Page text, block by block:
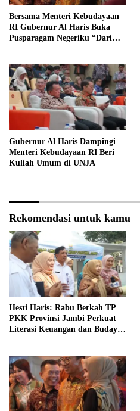
Bersama Menteri Kebudayaan
RI Gubernur Al Haris Buka
Pusparagam Negeriku “Dari
Gubernur Al Haris Dampingi
Menteri Kebudayaan RI Beri
Kuliah Umum di UNJA
Rekomendasi untuk kamu
Hesti Haris: Rabu Berkah TP
PKK Provinsi Jambi Perkuat
Literasi Keuangan dan Budaya